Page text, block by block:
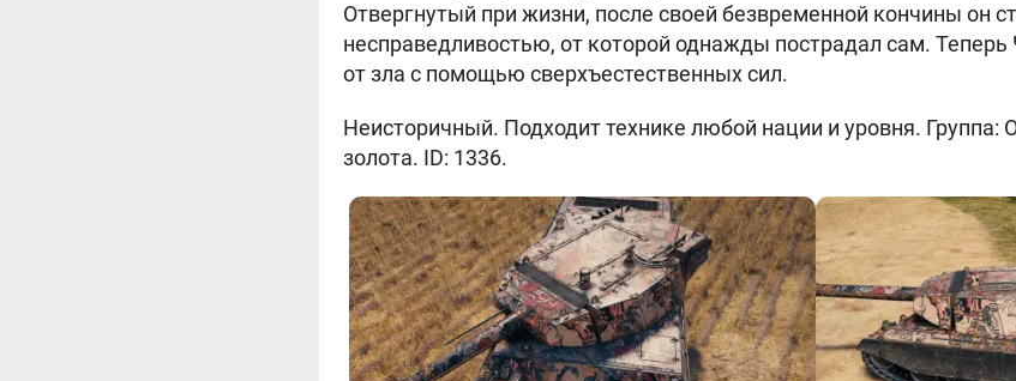
Отвергнутый при жизни, после своей безвременной кончины он
несправедливостью, от которой однажды пострадал сам.
от зла с помощью сверхъестественных сил.
Неисторичный. Подходит технике любой нации и уровня. Группа:
золота. ID: 1336.